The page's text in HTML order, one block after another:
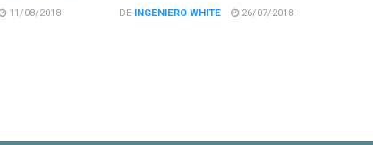
11/08/2018 DE INGENIERO WHITE 26/07/2018